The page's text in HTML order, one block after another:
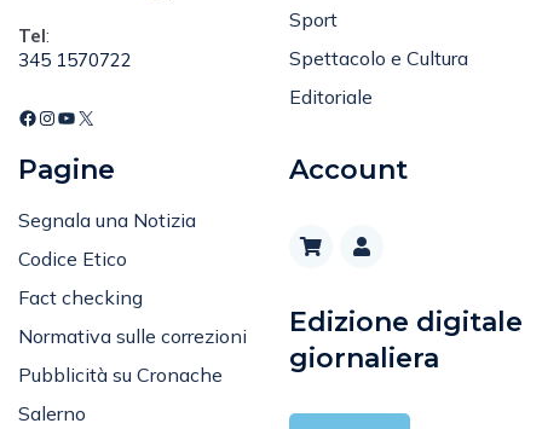
Tel:
345 1570722
Sport
Spettacolo e Cultura
Editoriale
Pagine
Segnala una Notizia
Codice Etico
Fact checking
Normativa sulle correzioni
Pubblicità su Cronache
Salerno
Account
Edizione digitale
giornaliera